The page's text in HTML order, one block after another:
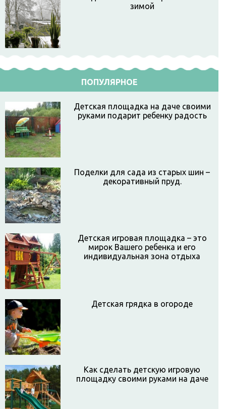
зимой
ПОПУЛЯРНОЕ
Детская площадка на даче своими
руками подарит ребенку радость
Поделки для сада из старых шин –
декоративный пруд.
Детская игровая площадка – это
мирок Вашего ребенка и его
индивидуальная зона отдыха
Детская грядка в огороде
Как сделать детскую игровую
площадку своими руками на даче